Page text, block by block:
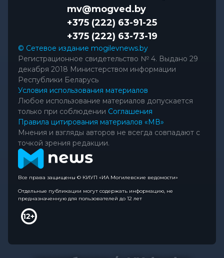
mv@mogved.by
+375 (222) 63-91-25
+375 (222) 63-73-19
© Сетевое издание mogilevnews.by
Регистрационное свидетельство № 4. Выдано 29
декабря 2018 Министерством информации
Республики Беларусь
Условия использования материалов
Любое использование материалов допускается
только при соблюдении Соглашения
Правила цитирования материалов «МВ»
Мнения и взгляды авторов не всегда совпадают с
точкой зрения редакции.
Все права защищены © КИУП «ИА Могилевские ведомости»
Отдельные публикации могут содержать информацию, не
предназначенную для пользователей до 12 лет